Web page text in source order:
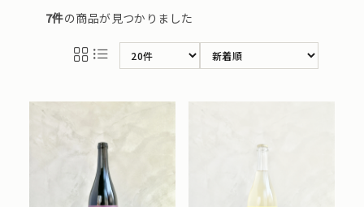
7件の商品が見つかりました